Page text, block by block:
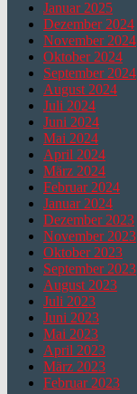
Januar 2025
Dezember 2024
November 2024
Oktober 2024
September 2024
August 2024
Juli 2024
Juni 2024
Mai 2024
April 2024
März 2024
Februar 2024
Januar 2024
Dezember 2023
November 2023
Oktober 2023
September 2023
August 2023
Juli 2023
Juni 2023
Mai 2023
April 2023
März 2023
Februar 2023